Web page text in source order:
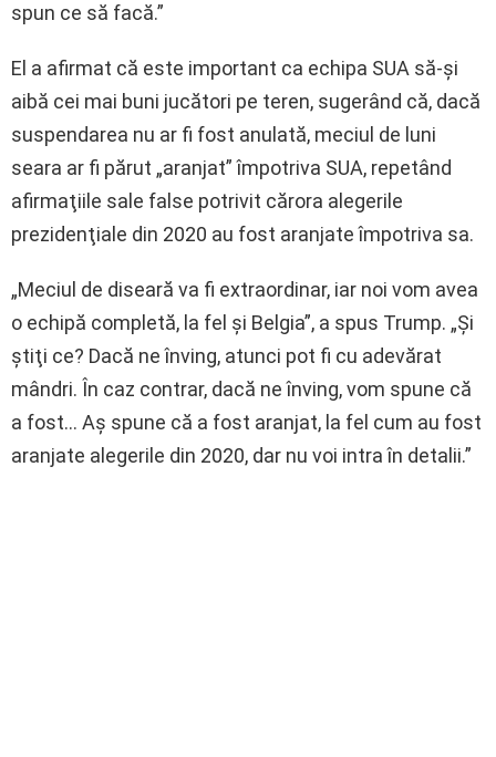
spun ce să facă.”
El a afirmat că este important ca echipa SUA să-şi
aibă cei mai buni jucători pe teren, sugerând că, dacă
suspendarea nu ar fi fost anulată, meciul de luni
seara ar fi părut „aranjat” împotriva SUA, repetând
afirmaţiile sale false potrivit cărora alegerile
prezidenţiale din 2020 au fost aranjate împotriva sa.
„Meciul de diseară va fi extraordinar, iar noi vom avea
o echipă completă, la fel şi Belgia”, a spus Trump. „Şi
ştiţi ce? Dacă ne înving, atunci pot fi cu adevărat
mândri. În caz contrar, dacă ne înving, vom spune că
a fost… Aş spune că a fost aranjat, la fel cum au fost
aranjate alegerile din 2020, dar nu voi intra în detalii.”